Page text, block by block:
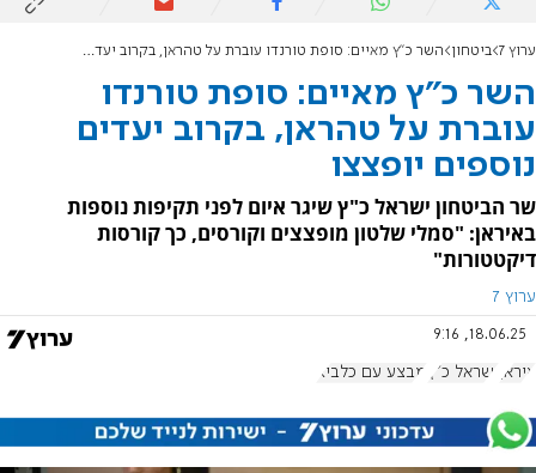
ערוץ 7 ביטחון השר כ"ץ מאיים: סופת טורנדו עוברת על טהראן, בקרוב יעדים נוספים יופצצו
השר כ"ץ מאיים: סופת טורנדו
עוברת על טהראן, בקרוב יעדים
נוספים יופצצו
שר הביטחון ישראל כ"ץ שיגר איום לפני תקיפות נוספות
באיראן: "סמלי שלטון מופצצים וקורסים, כך קורסות
דיקטטורות"
ערוץ 7
18.06.25, 9:16
איראן ישראל כ"ץ מבצע עם כלביא